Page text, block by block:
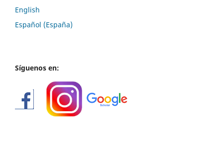
English
Español (España)
Síguenos en: